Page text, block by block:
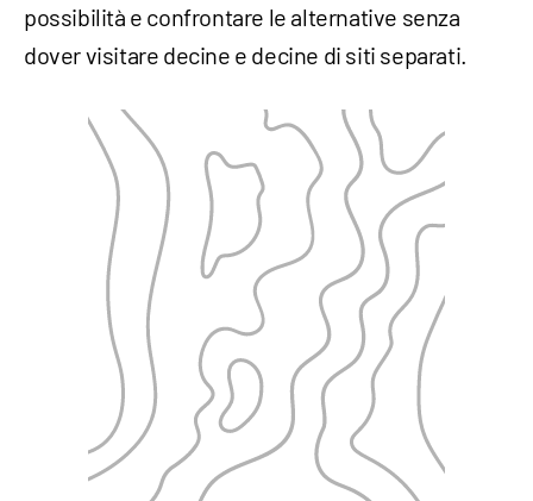
possibilità e confrontare le alternative senza
dover visitare decine e decine di siti separati.